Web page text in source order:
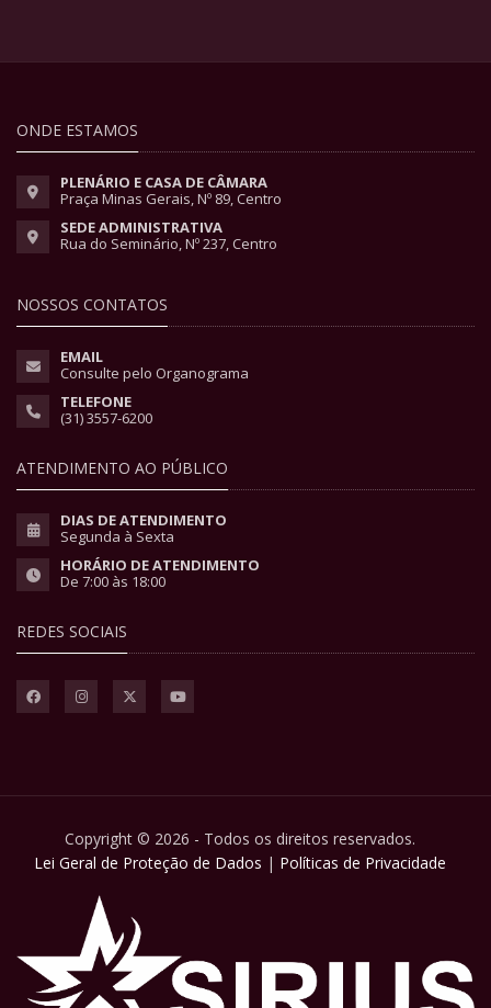
ONDE ESTAMOS
PLENÁRIO E CASA DE CÂMARA
Praça Minas Gerais, Nº 89, Centro
SEDE ADMINISTRATIVA
Rua do Seminário, Nº 237, Centro
NOSSOS CONTATOS
EMAIL
Consulte pelo Organograma
TELEFONE
(31) 3557-6200
ATENDIMENTO AO PÚBLICO
DIAS DE ATENDIMENTO
Segunda à Sexta
HORÁRIO DE ATENDIMENTO
De 7:00 às 18:00
REDES SOCIAIS
Copyright © 2026 - Todos os direitos reservados.
Lei Geral de Proteção de Dados | Políticas de Privacidade